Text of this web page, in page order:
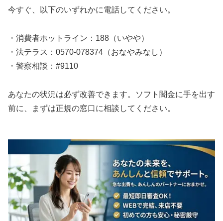
今すぐ、以下のいずれかに電話してください。
・消費者ホットライン：188（いやや）
・法テラス：0570-078374（おなやみなし）
・警察相談：#9110
あなたの状況は必ず改善できます。ソフト闇金に手を出す
前に、まずは正規の窓口に相談してください。